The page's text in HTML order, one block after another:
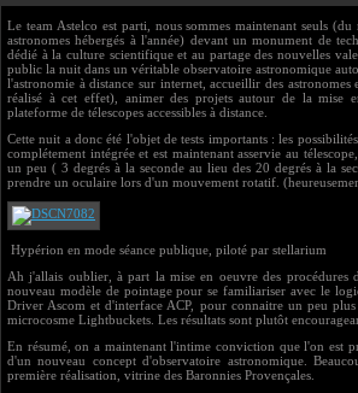
Le team Astelco est parti, nous sommes maintenant seuls
astronomes hébergés à l'année) devant un monument de
dédié à la culture scientifique et au partage des nouvelles
public la nuit dans un véritable observatoire astronomique
l'astronomie à distance sur internet, accueillir des
réalisé à cet effet), animer des projets autour de la mise
plateforme de télescopes accessibles à distance.
Cette nuit a donc été l'objet de tests importants : les
complétement intégrée et est maintenant asservie au
un peu ( 3 degrés à la seconde au lieu des 20 degrés à la
prendre un oculaire lors d'un mouvement rotatif.
Hypérion en mode séance publique, piloté par stellarium
Ah j'allais oublier, à part la mise en oeuvre des procédures
nouveau modèle de pointage pour se familiariser avec le
Driver Ascom et d'interface ACP, pour connaitre un peu
microcosme Lightbuckets. Les résultats sont plutôt
En résumé, on a maintenant l'intime conviction que l'on est
d'un nouveau concept d'observatoire astronomique.
première réalisation, vitrine des Baronnies Provençales.